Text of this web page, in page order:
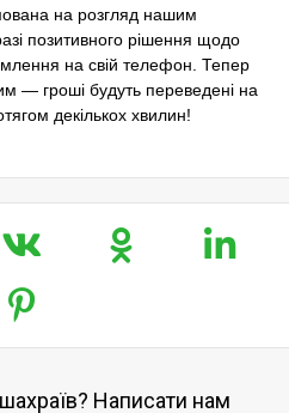
на розгляд нашим
позитивного рішення щодо
на свій телефон. Тепер
— гроші будуть переведені на
декількох хвилин!
Написати нам